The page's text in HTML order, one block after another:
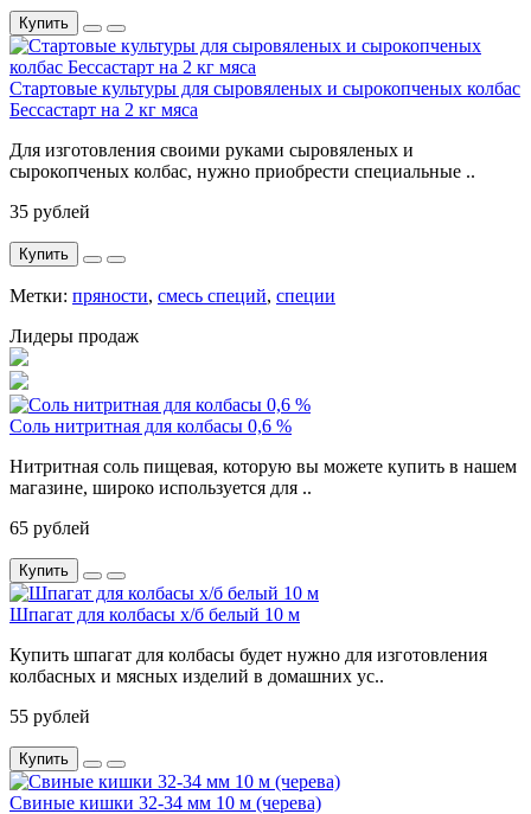
Купить
Стартовые культуры для сыровяленых и сырокопченых колбас
Бессастарт на 2 кг мяса
Для изготовления своими руками сыровяленых и
сырокопченых колбас, нужно приобрести специальные ..
35 рублей
Купить
Метки: пряности, смесь специй, специи
Лидеры продаж
Соль нитритная для колбасы 0,6 %
Нитритная соль пищевая, которую вы можете купить в нашем
магазине, широко используется для ..
65 рублей
Купить
Шпагат для колбасы х/б белый 10 м
Купить шпагат для колбасы будет нужно для изготовления
колбасных и мясных изделий в домашних ус..
55 рублей
Купить
Свиные кишки 32-34 мм 10 м (черева)